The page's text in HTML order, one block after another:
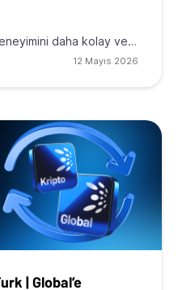
daha kolay ve…
12 Mayıs 2026
| Global’e